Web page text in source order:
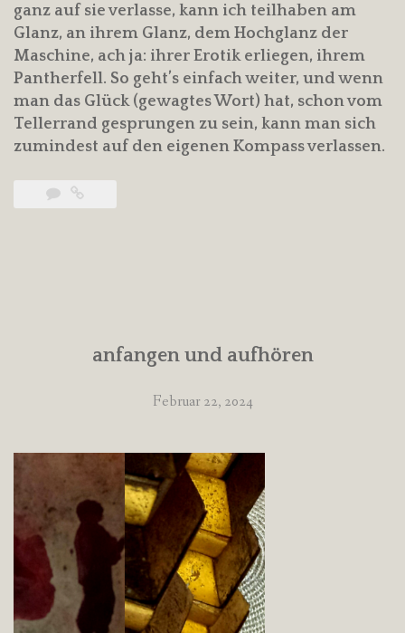
ganz auf sie verlasse, kann ich teilhaben am
Glanz, an ihrem Glanz, dem Hochglanz der
Maschine, ach ja: ihrer Erotik erliegen, ihrem
Pantherfell. So geht’s einfach weiter, und wenn
man das Glück (gewagtes Wort) hat, schon vom
Tellerrand gesprungen zu sein, kann man sich
zumindest auf den eigenen Kompass verlassen.
anfangen und aufhören
Februar 22, 2024